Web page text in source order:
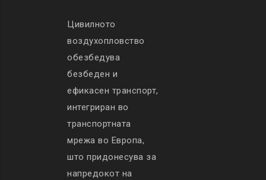
Цивилното
воздухопловство
обезбедува
безбеден и
ефикасен транспорт,
интегриран во
транспортната
мрежа во Европа,
што придонесува за
напредокот на